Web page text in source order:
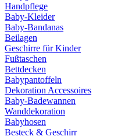
Handpflege
Baby-Kleider
Baby-Bandanas
Beilagen
Geschirre für Kinder
Fußtaschen
Bettdecken
Babypantoffeln
Dekoration Accessoires
Baby-Badewannen
Wanddekoration
Babyhosen
Besteck & Geschirr